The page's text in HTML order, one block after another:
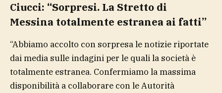
Ciucci: “Sorpresi. La Stretto di
Messina totalmente estranea ai fatti”
“Abbiamo accolto con sorpresa le notizie riportate
dai media sulle indagini per le quali la società è
totalmente estranea. Confermiamo la massima
disponibilità a collaborare con le Autorità